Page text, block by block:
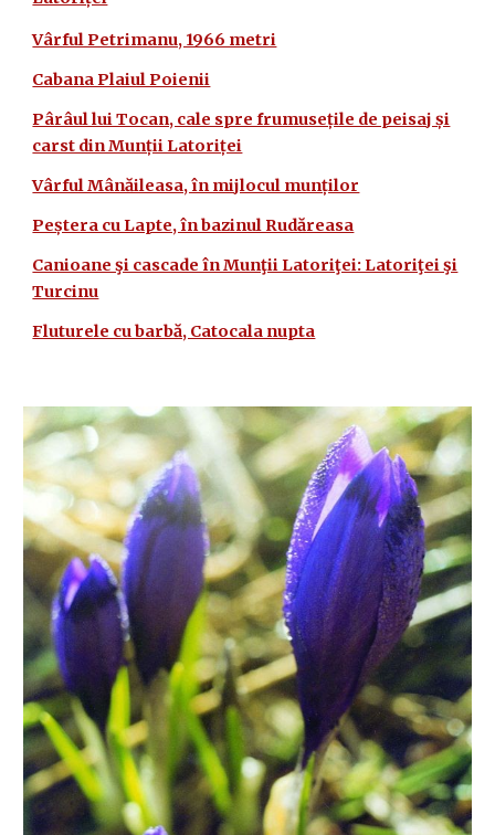
Vârful Petrimanu, 1966 metri
Cabana Plaiul Poienii
Pârâul lui Tocan, cale spre frumusețile de peisaj și
carst din Munții Latoriței
Vârful Mânăileasa, în mijlocul munților
Peștera cu Lapte, în bazinul Rudăreasa
Canioane şi cascade în Munţii Latoriţei: Latoriţei şi
Turcinu
Fluturele cu barbă, Catocala nupta